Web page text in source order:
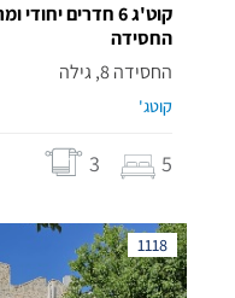
קוט'ג 6 חדרים
החסידה
החסידה 8, גילה
קוטג'
5
3
1118